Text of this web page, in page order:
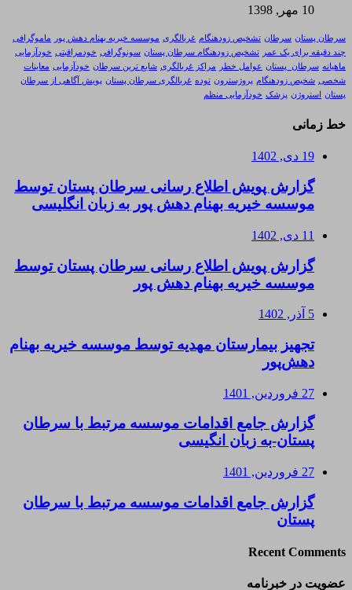
10 مهر, 1398
سرطان پستان سرطان تشخیص زودهنگام غربالگری موسسه خیریه بهنام دهش پور
ماموگرافی
چند دقیقه برای یک عمر
تشخیص زودهنگام سرطان پستان سونوگرافی خودمراقبتی خودآزمایی
ماهیانه سرطان_پستان عوامل خطر مراکز غربالگری شایع ترین سرطان خودآزمایی معاینات
شخصی شخیص زودهنگام پروژسترون توده غربالگری سرطان پستان پویش آگاهی از سرطان
پستان
استروژن پزشک خودآزمایی منظم
خط زمانی
19 دی, 1402
گزارش پویش اطلاع رسانی سرطان پستان توسط
موسسه خیریه بهنام دهش پور به زبان انگلیسی
11 دی, 1402
گزارش پویش اطلاع رسانی سرطان پستان توسط
موسسه خیریه بهنام دهش پور
5 آذر, 1402
تجهیز بیمارستان مهدیه توسط موسسه خیریه بهنام
دهش‌پور
27 فروردین, 1401
گزارش جامع اقدامات موسسه مرتبط با سرطان
پستان-به زبان انگیسی
27 فروردین, 1401
گزارش جامع اقدامات موسسه مرتبط با سرطان
پستان
Recent Comments
عضویت در خبرنامه